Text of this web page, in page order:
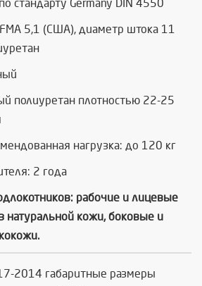
стандарту Germany DIN 4550
5,1 (США), диаметр штока 11
полиуретан плотностью 22-25
нагрузка: до 120 кг
2 года
рабочие и лицевые
натуральной кожи, боковые и
2014 габаритные размеры